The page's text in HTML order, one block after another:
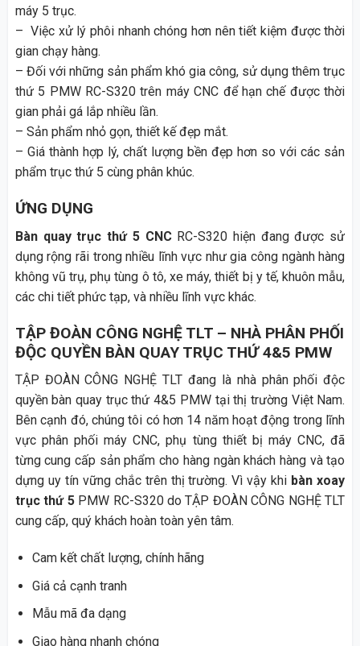
máy 5 trục.
– Việc xử lý phôi nhanh chóng hơn nên tiết kiệm được thời
gian chạy hàng.
– Đối với những sản phẩm khó gia công, sử dụng thêm trục
thứ 5 PMW RC-S320 trên máy CNC để hạn chế được thời
gian phải gá lắp nhiều lần.
– Sản phẩm nhỏ gọn, thiết kế đẹp mắt.
– Giá thành hợp lý, chất lượng bền đẹp hơn so với các sản
phẩm trục thứ 5 cùng phân khúc.
ỨNG DỤNG
Bàn quay trục thứ 5 CNCRC-S320 hiện đang được sử
dụng rộng rãi trong nhiều lĩnh vực như gia công ngành hàng
không vũ trụ, phụ tùng ô tô, xe máy, thiết bị y tế, khuôn mẫu,
các chi tiết phức tạp, và nhiều lĩnh vực khác.
TẬP ĐOÀN CÔNG NGHỆ TLT – NHÀ PHÂN PHỐI
ĐỘC QUYỀN BÀN QUAY TRỤC THỨ 4&5 PMW
TẬP ĐOÀN CÔNG NGHỆ TLT đang là nhà phân phối độc
quyền bàn quay trục thứ 4&5 PMW tại thị trường Việt Nam.
Bên cạnh đó, chúng tôi có hơn 14 năm hoạt động trong lĩnh
vực phân phối máy CNC, phụ tùng thiết bị máy CNC, đã
từng cung cấp sản phẩm cho hàng ngàn khách hàng và tạo
dựng uy tín vững chắc trên thị trường. Vì vậy khi bàn xoay
trục thứ 5PMW RC-S320 do TẬP ĐOÀN CÔNG NGHỆ TLT
cung cấp, quý khách hoàn toàn yên tâm.
Cam kết chất lượng, chính hãng
Giá cả cạnh tranh
Mẫu mã đa dạng
Giao hàng nhanh chóng